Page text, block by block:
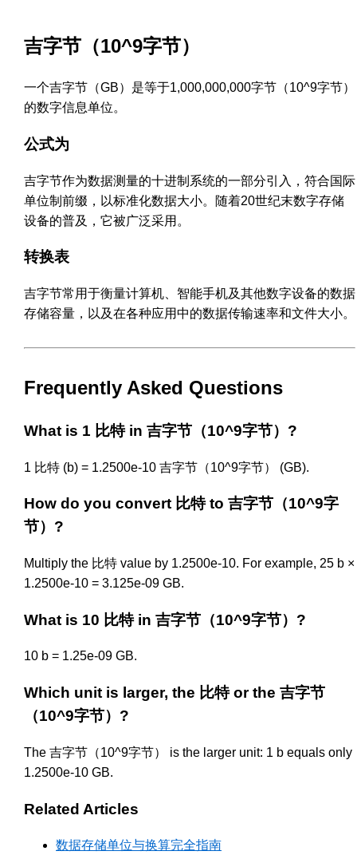
吉字节（10^9字节）
一个吉字节（GB）是等于1,000,000,000字节（10^9字节）
的数字信息单位。
公式为
吉字节作为数据测量的十进制系统的一部分引入，符合国际
单位制前缀，以标准化数据大小。随着20世纪末数字存储
设备的普及，它被广泛采用。
转换表
吉字节常用于衡量计算机、智能手机及其他数字设备的数据
存储容量，以及在各种应用中的数据传输速率和文件大小。
Frequently Asked Questions
What is 1 比特 in 吉字节（10^9字节）?
1 比特 (b) = 1.2500e-10 吉字节（10^9字节） (GB).
How do you convert 比特 to 吉字节（10^9字
节）?
Multiply the 比特 value by 1.2500e-10. For example, 25 b ×
1.2500e-10 = 3.125e-09 GB.
What is 10 比特 in 吉字节（10^9字节）?
10 b = 1.25e-09 GB.
Which unit is larger, the 比特 or the 吉字节
（10^9字节）?
The 吉字节（10^9字节） is the larger unit: 1 b equals only
1.2500e-10 GB.
Related Articles
数据存储单位与换算完全指南